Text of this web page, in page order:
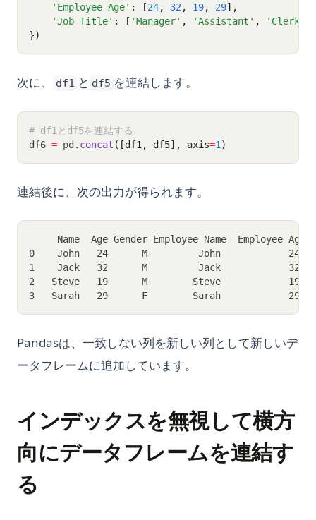
'Employee Age' : [24, 32 , 19, 29],
'Job Title' : [ 'Manager' , 'Assistant' , 'Clerk'
})
次に、 df1 と df5 を連結します。
# df1とdf5を連結する
df6 = pd . concat ([df1, df5], axis=1 )
連結後に、次の出力が得られます。
Name  Age Gender Employee Name  Employee Age
0    John   24      M         John            24
1    Jack   32      M         Jack            32
2   Steve   19      M        Steve            19
3   Sarah   29      F        Sarah            29
Pandasは、一致しない列を新しい列として新しいデ
ータフレームに追加しています。
インデックスを無視して横方
向にデータフレームを連結す
る